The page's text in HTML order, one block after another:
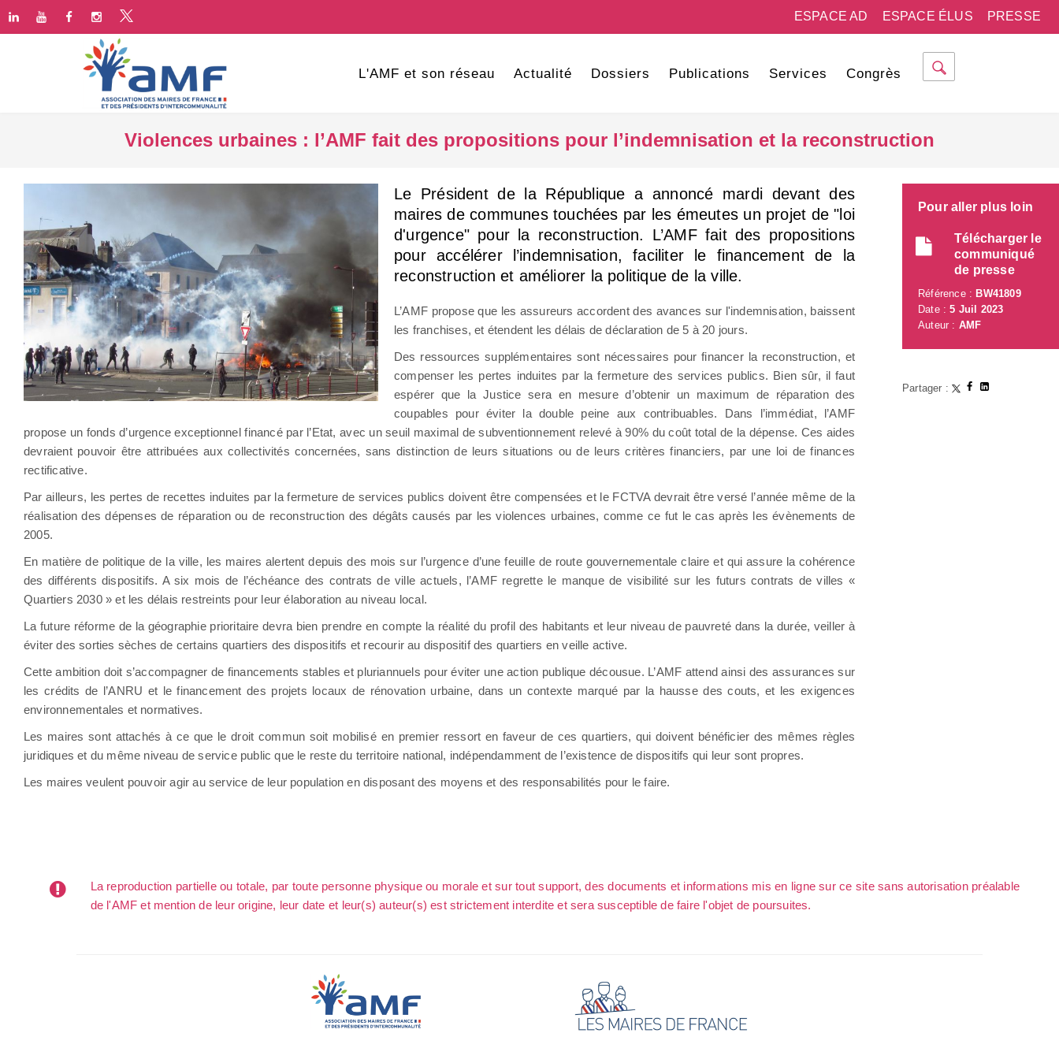
PRESSE
ESPACE ÉLUS
ESPACE AD
L'AMF et son réseau Actualité Dossiers Publications Services Congrès
Violences urbaines : l’AMF fait des propositions pour l’indemnisation et la reconstruction
Le Président de la République a annoncé mardi devant des
maires de communes touchées par les émeutes un projet de "loi
d'urgence" pour la reconstruction. L’AMF fait des propositions
pour accélérer l’indemnisation, faciliter le financement de la
reconstruction et améliorer la politique de la ville.
L’AMF propose que les assureurs accordent des avances sur l'indemnisation, baissent
les franchises, et étendent les délais de déclaration de 5 à 20 jours.
Des ressources supplémentaires sont nécessaires pour financer la reconstruction, et
compenser les pertes induites par la fermeture des services publics. Bien sûr, il faut
espérer que la Justice sera en mesure d’obtenir un maximum de réparation des
coupables pour éviter la double peine aux contribuables. Dans l’immédiat, l’AMF
propose un fonds d’urgence exceptionnel financé par l’Etat, avec un seuil maximal de subventionnement relevé à 90% du coût total de la dépense. Ces aides
devraient pouvoir être attribuées aux collectivités concernées, sans distinction de leurs situations ou de leurs critères financiers, par une loi de finances
rectificative.
Par ailleurs, les pertes de recettes induites par la fermeture de services publics doivent être compensées et le FCTVA devrait être versé l’année même de la
réalisation des dépenses de réparation ou de reconstruction des dégâts causés par les violences urbaines, comme ce fut le cas après les évènements de
2005.
En matière de politique de la ville, les maires alertent depuis des mois sur l’urgence d’une feuille de route gouvernementale claire et qui assure la cohérence
des différents dispositifs. A six mois de l’échéance des contrats de ville actuels, l’AMF regrette le manque de visibilité sur les futurs contrats de villes «
Quartiers 2030 » et les délais restreints pour leur élaboration au niveau local.
La future réforme de la géographie prioritaire devra bien prendre en compte la réalité du profil des habitants et leur niveau de pauvreté dans la durée, veiller à
éviter des sorties sèches de certains quartiers des dispositifs et recourir au dispositif des quartiers en veille active.
Cette ambition doit s’accompagner de financements stables et pluriannuels pour éviter une action publique décousue. L’AMF attend ainsi des assurances sur
les crédits de l’ANRU et le financement des projets locaux de rénovation urbaine, dans un contexte marqué par la hausse des couts, et les exigences
environnementales et normatives.
Les maires sont attachés à ce que le droit commun soit mobilisé en premier ressort en faveur de ces quartiers, qui doivent bénéficier des mêmes règles
juridiques et du même niveau de service public que le reste du territoire national, indépendamment de l’existence de dispositifs qui leur sont propres.
Les maires veulent pouvoir agir au service de leur population en disposant des moyens et des responsabilités pour le faire.
Pour aller plus loin
Télécharger le
communiqué
de presse
Référence : BW41809
Date :5 Juil 2023
Auteur : AMF
Partager :
La reproduction partielle ou totale, par toute personne physique ou morale et sur tout support, des documents et informations mis en ligne sur ce site sans autorisation préalable
de l'AMF et mention de leur origine, leur date et leur(s) auteur(s) est strictement interdite et sera susceptible de faire l'objet de poursuites.